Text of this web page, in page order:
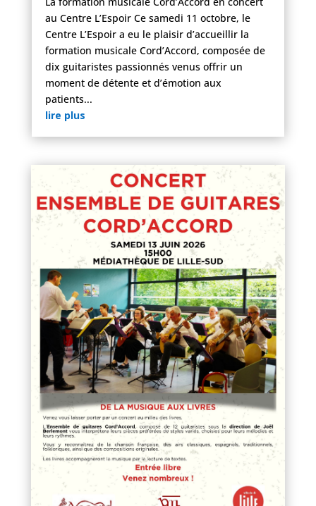
au Centre L’Espoir Ce samedi 11 octobre, le
Centre L’Espoir a eu le plaisir d’accueillir la
formation musicale Cord’Accord, composée de
dix guitaristes passionnés venus offrir un
moment de détente et d’émotion aux
patients...
lire plus